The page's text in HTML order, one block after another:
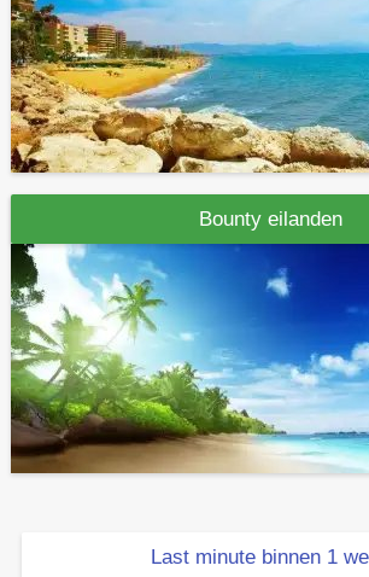
Bounty eilanden
Last minute binnen 1